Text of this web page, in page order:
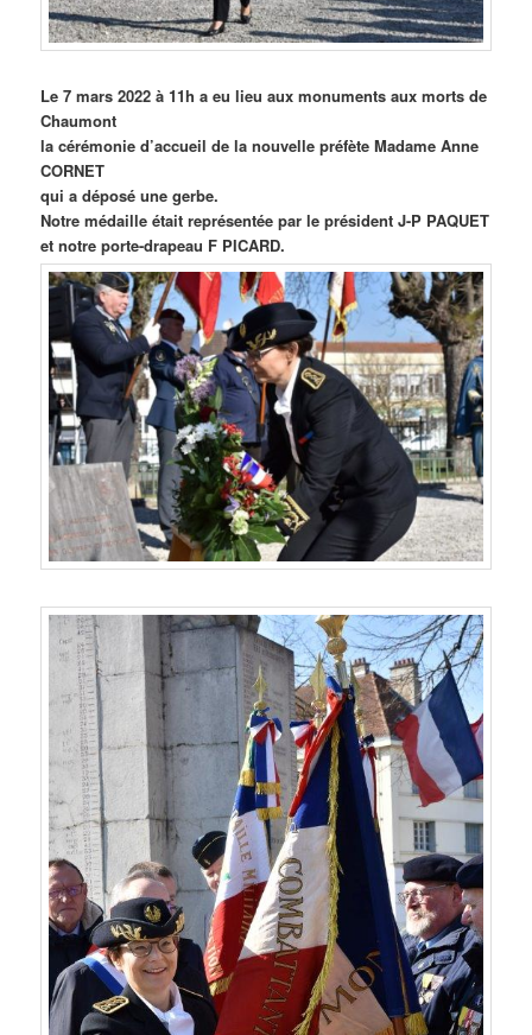
Le 7 mars 2022 à 11h a eu lieu aux monuments aux morts de
Chaumont
la cérémonie d’accueil de la nouvelle préfète Madame Anne
CORNET
qui a déposé une gerbe.
Notre médaille était représentée par le président J-P PAQUET
et notre porte-drapeau F PICARD.